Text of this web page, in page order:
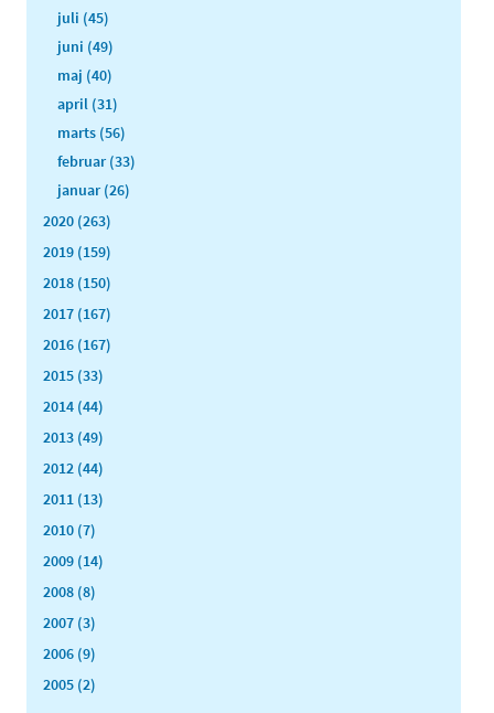
juli (45)
juni (49)
maj (40)
april (31)
marts (56)
februar (33)
januar (26)
2020 (263)
2019 (159)
2018 (150)
2017 (167)
2016 (167)
2015 (33)
2014 (44)
2013 (49)
2012 (44)
2011 (13)
2010 (7)
2009 (14)
2008 (8)
2007 (3)
2006 (9)
2005 (2)